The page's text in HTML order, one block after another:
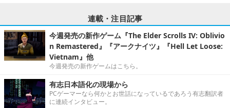
連載・注目記事
今週発売の新作ゲーム『The Elder Scrolls IV: Oblivio
n Remastered』『アークナイツ』『Hell Let Loose:
Vietnam』他
今週発売の新作ゲームはこちら。
有志日本語化の現場から
PCゲーマーなら何かとお世話になっているであろう有志翻訳者
に連続インタビュー。